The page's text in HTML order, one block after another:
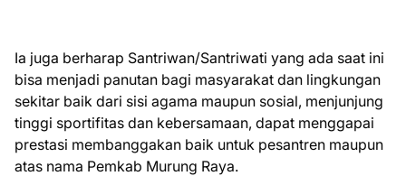
Ia juga berharap Santriwan/Santriwati yang ada saat ini
bisa menjadi panutan bagi masyarakat dan lingkungan
sekitar baik dari sisi agama maupun sosial, menjunjung
tinggi sportifitas dan kebersamaan, dapat menggapai
prestasi membanggakan baik untuk pesantren maupun
atas nama Pemkab Murung Raya.